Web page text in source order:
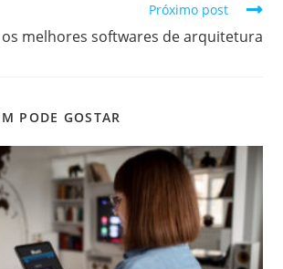
Próximo post
os melhores softwares de arquitetura
PODE GOSTAR